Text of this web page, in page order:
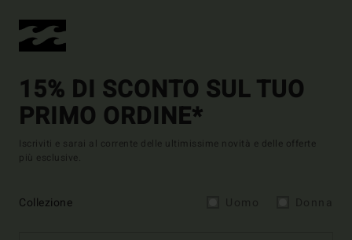
15% DI SCONTO SUL TUO
PRIMO ORDINE*
Iscriviti e sarai al corrente delle ultimissime novità e delle offerte
più esclusive.
Collezione